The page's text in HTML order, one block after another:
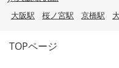
大阪駅 桜ノ宮駅 京橋駅
TOPページ